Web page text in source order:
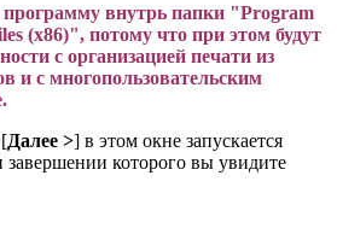
программу внутрь папки "Program
(x86)", потому что при этом будут
с организацией печати из
и с многопользовательским
Далее >] в этом окне запускается
завершении которого вы увидите